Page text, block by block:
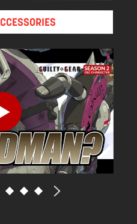
하고 있다.
정을 읽는 것은 서투르
각하고 있다.
부족하다는 점을 인식하고
함으로 인해 감정이 따라
답하다고 생각하고 있다.